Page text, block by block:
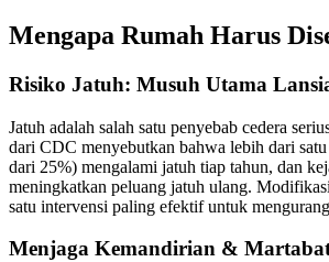
Mengapa Rumah Harus
Risiko Jatuh: Musuh Utama
Jatuh adalah salah satu penyebab cedera
dari CDC menyebutkan bahwa lebih dari
dari 25%) mengalami jatuh tiap tahun, dan
meningkatkan peluang jatuh ulang.
satu intervensi paling efektif untuk
Menjaga Kemandirian &